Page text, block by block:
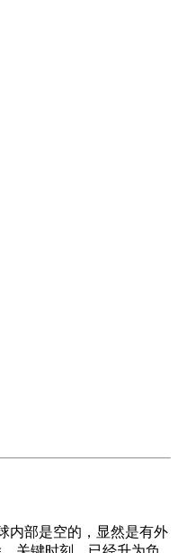
内部是空的，显然是有外